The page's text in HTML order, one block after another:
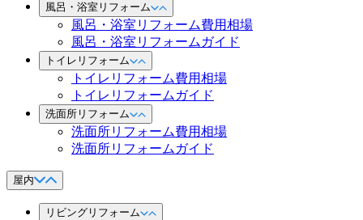
風呂・浴室リフォーム
風呂・浴室リフォーム費用相場
風呂・浴室リフォームガイド
トイレリフォーム
トイレリフォーム費用相場
トイレリフォームガイド
洗面所リフォーム
洗面所リフォーム費用相場
洗面所リフォームガイド
屋内
リビングリフォーム